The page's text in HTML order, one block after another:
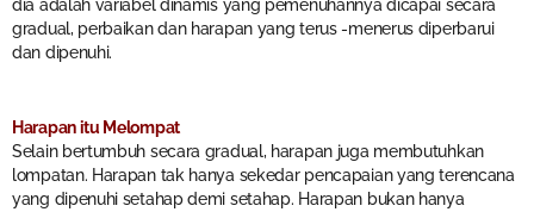
dia adalah variabel dinamis yang pemenuhannya dicapai secara
gradual, perbaikan dan harapan yang terus -menerus diperbarui
dan dipenuhi.
Harapan itu Melompat
Selain bertumbuh secara gradual, harapan juga membutuhkan
lompatan. Harapan tak hanya sekedar pencapaian yang terencana
yang dipenuhi setahap demi setahap. Harapan bukan hanya